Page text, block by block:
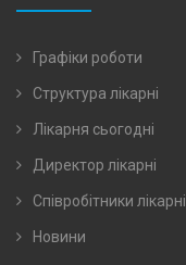
Графіки роботи
Структура лікарні
Лікарня сьогодні
Директор лікарні
Співробітники лікарні
Новини